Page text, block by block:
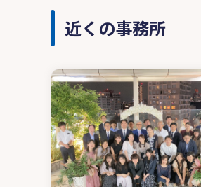
近くの事務所